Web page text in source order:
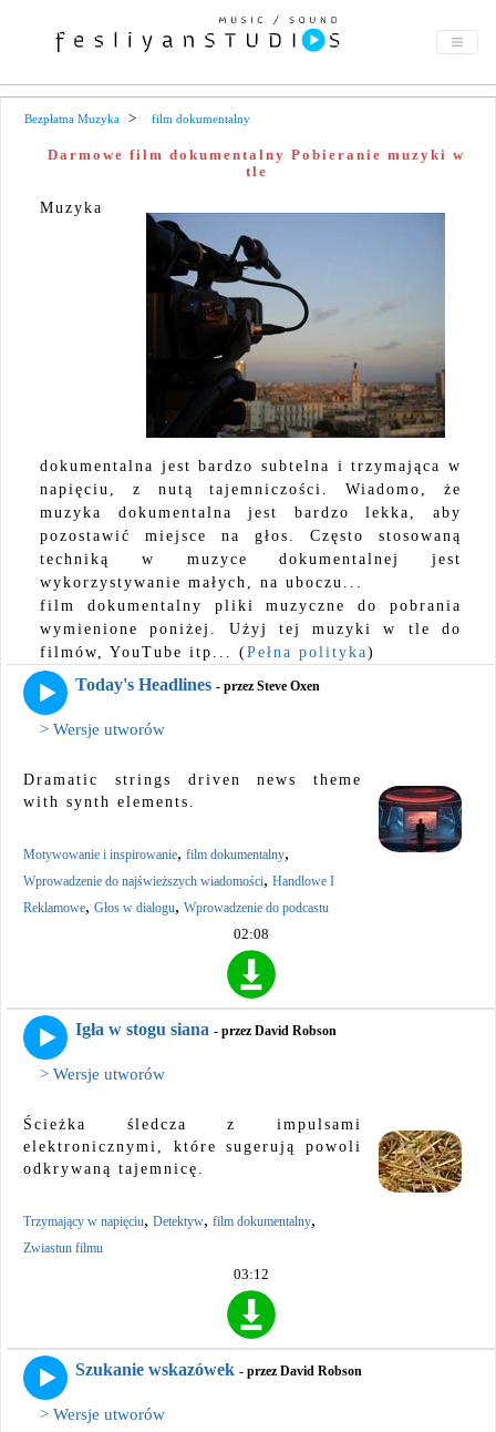
Bezpłatna Muzyka film dokumentalny
Darmowe film dokumentalny Pobieranie muzyki w
tle
Muzyka
dokumentalna jest bardzo subtelna i trzymająca w
napięciu, z nutą tajemniczości. Wiadomo, że
muzyka dokumentalna jest bardzo lekka, aby
pozostawić miejsce na głos. Często stosowaną
techniką w muzyce dokumentalnej jest
wykorzystywanie małych, na uboczu...
film dokumentalny pliki muzyczne do pobrania
wymienione poniżej. Użyj tej muzyki w tle do
filmów, YouTube itp... (Pełna polityka)
Today's Headlines - przez Steve Oxen
> Wersje utworów
Dramatic strings driven news theme
with synth elements.
Motywowanie i inspirowanie, film dokumentalny,
Wprowadzenie do najświeższych wiadomości, Handlowe I
Reklamowe, Głos w dialogu, Wprowadzenie do podcastu
02:08
Igła w stogu siana - przez David Robson
> Wersje utworów
Ścieżka śledcza z impulsami
elektronicznymi, które sugerują powoli
odkrywaną tajemnicę.
Trzymający w napięciu, Detektyw, film dokumentalny,
Zwiastun filmu
03:12
Szukanie wskazówek - przez David Robson
> Wersje utworów